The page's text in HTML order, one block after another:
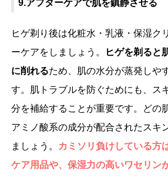
9.アフターケアで肌を鎮静させる
ヒゲ剃り後は化粧水・乳液・保湿ク
ーケアをしましょう。
ヒゲを剃ると
に削れるため、肌の水分が蒸発しや
す。肌トラブルを防ぐためにも、ス
分を補給することが重要です。どの
アミノ酸系の成分が配合されたスキ
ましょう。
カミソリ負けしている方
ケア用品や、保湿力の高いワセリン